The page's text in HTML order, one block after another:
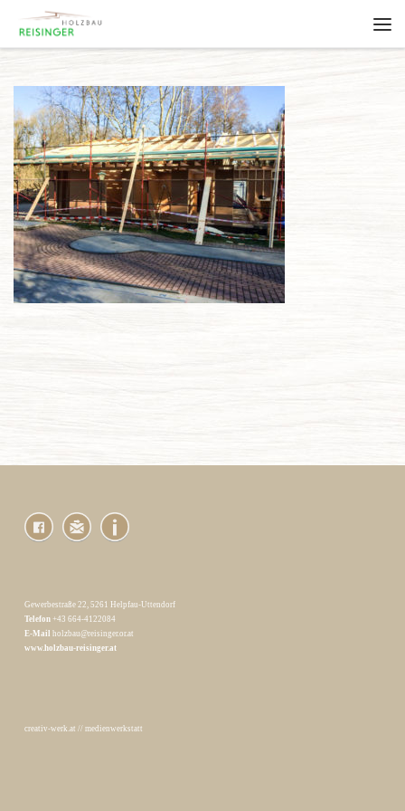
Gewerbestraße 22, 5261 Helpfau-Uttendorf
Telefon+43 664-4122084
E-Mail
holzbau@reisinger.or.at
www.holzbau-reisinger.at
creativ-werk.at // medienwerkstatt